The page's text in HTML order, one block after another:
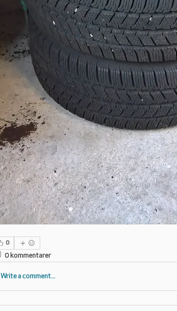
0
0 kommentarer
Write a comment...